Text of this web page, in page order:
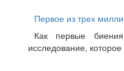
Первое из трех
Как первые
исследование,